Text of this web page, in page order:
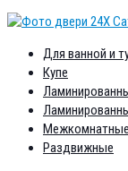
Для ванной и
Купе
Раздвижные